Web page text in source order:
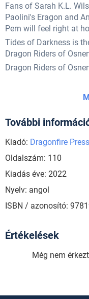
Fans of Sarah K.L.
Paolini's Eragon and
Pern will feel right at
Tides of Darkness is
Dragon Riders of
Dragon Riders of
További
Kiadó: Dragonfire Press
Oldalszám: 110
Kiadás éve: 2022
Nyelv: angol
ISBN / azonosító:
Értékelések
Még nem